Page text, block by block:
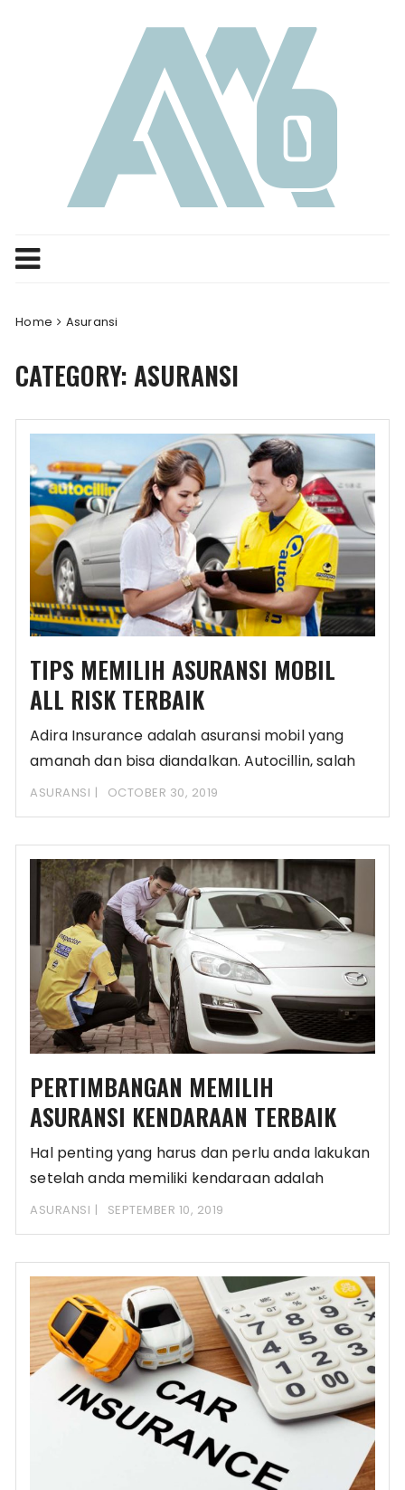
Home Asuransi
CATEGORY:ASURANSI
TIPS MEMILIH ASURANSI MOBIL
ALL RISK TERBAIK
Adira Insurance adalah asuransi mobil yang
amanah dan bisa diandalkan. Autocillin, salah
satu produknya, adalah
ASURANSI OCTOBER 30, 2019
PERTIMBANGAN MEMILIH
ASURANSI KENDARAAN TERBAIK
Hal penting yang harus dan perlu anda lakukan
setelah anda memiliki kendaraan adalah
merawatnya dengan
ASURANSI SEPTEMBER 10, 2019